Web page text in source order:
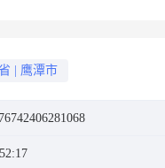
鹰潭市